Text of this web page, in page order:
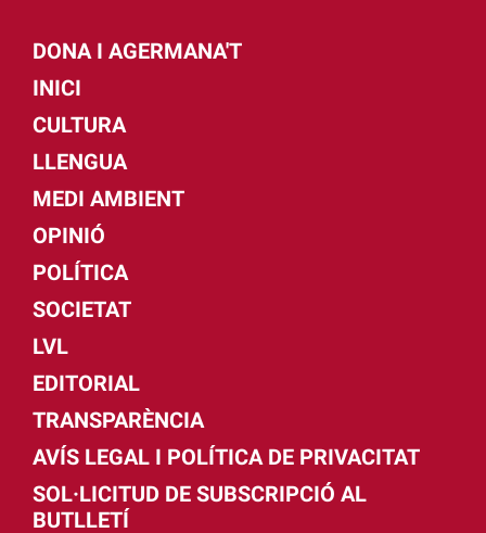
DONA I AGERMANA'T
INICI
CULTURA
LLENGUA
MEDI AMBIENT
OPINIÓ
POLÍTICA
SOCIETAT
LVL
EDITORIAL
TRANSPARÈNCIA
AVÍS LEGAL I POLÍTICA DE PRIVACITAT
SOL·LICITUD DE SUBSCRIPCIÓ AL
BUTLLETÍ